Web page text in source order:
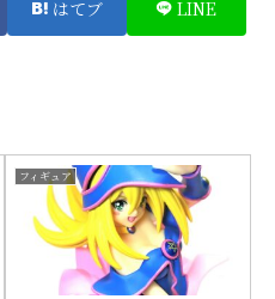
はてブ LINE
フィギュア